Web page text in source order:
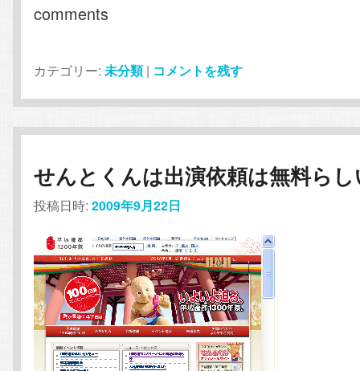
comments
カテゴリー: 未分類 | コメントを残す
せんとくんは出演依頼は無料ら
投稿日時:2009年9月22日